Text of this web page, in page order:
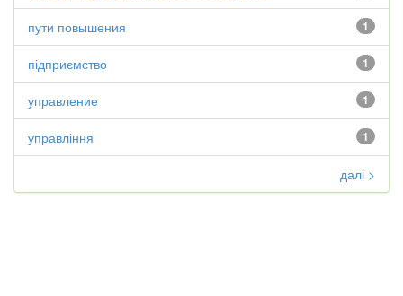
1
пути повышения
1
підприємство
1
управление
1
управління
далі >